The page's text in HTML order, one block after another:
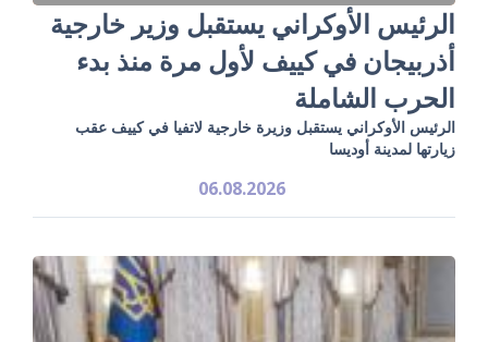
الرئيس الأوكراني يستقبل وزير خارجية
أذربيجان في كييف لأول مرة منذ بدء
الحرب الشاملة
الرئيس الأوكراني يستقبل وزيرة خارجية لاتفيا في كييف عقب
زيارتها لمدينة أوديسا
06.08.2026